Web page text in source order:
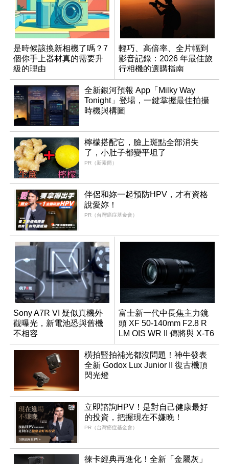
是時候該換新相機了嗎？7
個你手上器材真的需要升
級的理由
輕巧、高倍率、全片幅到
影音記錄：2026 年最佳旅
行相機的選購指南
全新銀河預報 App「Milky Way
Tonight」登場，一鍵掌握最佳拍攝
時機與構圖
檸檬搭配它，臉上斑點全部消失
了，小肚子都變平坦了
PR（新素簡）
伴侶和妳一起預防HPV，才有資格
說愛妳！
PR（台灣癌症基金會）
Sony A7R VI 疑似真機外
觀曝光，新電池恐與舊機
不相容
富士新一代中長焦主力鏡
頭 XF 50-140mm F2.8 R
LM OIS WR II 傳將與 X-T6
同步亮相
橫拍豎拍補光都沒問題！神牛發表
全新 Godox Lux Junior II 復古機頂
閃光燈
立即諮詢HPV！是對自己健康最好
的投資，把握現在不嫌晚！
PR（台灣癌症基金會）
徠卡經典再進化！全新「金屬灰」